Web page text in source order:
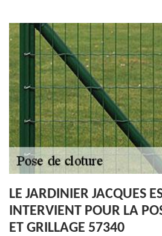
LE JARDINIER JACQUES
INTERVIENT POUR LA
ET GRILLAGE 57340